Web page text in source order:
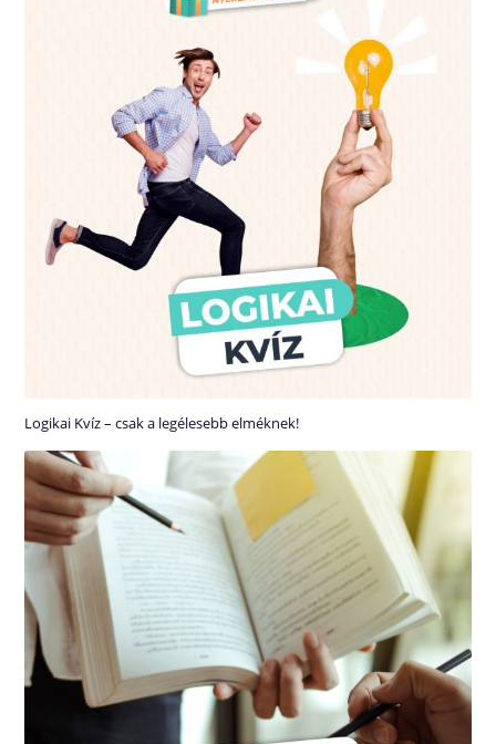
Logikai Kvíz – csak a legélesebb elméknek!